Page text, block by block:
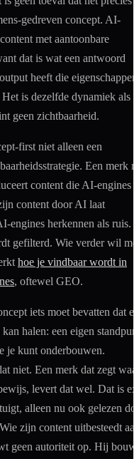
gedreven concept. AI-
met aantoonbare
dat is wat een antwoord
heeft die eigenschappen
is dezelfde dynamiek als
geen zichtbaarheid.
first niet alleen een
Een merk
content die AI-engines
content door AI laat
engines herkennen als ruis.
gefilterd. Wie verder wil
hoe je vindbaar wordt in
, oftewel GEO.
iets moet bevatten dat
halen: een eigen
je kunt onderbouwen.
niet. Een merk dat zegt
levert dat wel. Dat is
alleen nu ook gelezen
zijn content uitbesteedt
geen autoriteit op. Hij bouwt